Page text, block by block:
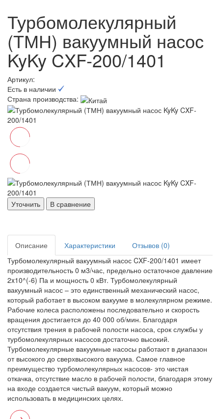
Турбомолекулярный
(ТМН) вакуумный насос
KyKy CXF-200/1401
Артикул:
Есть в наличии
Страна производства:
Уточнить В сравнение
Описание Характеристики
Отзывов (0)
Турбомолекулярный вакуумный насос CXF-200/1401 имеет
производительность 0 м3/час, предельно остаточное давление
2x10^(-6) Па и мощность 0 кВт. Турбомолекулярный
вакуумный насос – это единственный механический насос,
который работает в высоком вакууме в молекулярном режиме.
Рабочие колеса расположены последовательно и скорость
вращения достигается до 40 000 об/мин. Благодаря
отсутствия трения в рабочей полости насоса, срок службы у
турбомолекулярных насосов достаточно высокий.
Турбомолекулярные вакуумные насосы работают в диапазон
от высокого до сверхвысокого вакуума. Самое главное
преимущество турбомолекулярных насосов- это чистая
откачка, отсутствие масло в рабочей полости, благодаря этому
на входе создается чистый вакуум, который можно
использовать в медицинских целях.